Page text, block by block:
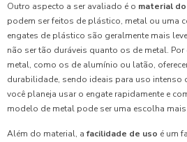
Outro aspecto a ser avaliado é o material
podem ser feitos de plástico, metal ou uma
engates de plástico são geralmente mais
não ser tão duráveis quanto os de metal.
metal, como os de alumínio ou latão,
durabilidade, sendo ideais para uso intenso
você planeja usar o engate rapidamente e
modelo de metal pode ser uma escolha
Além do material, afacilidade de uso é um